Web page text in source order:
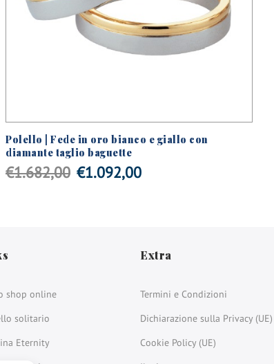
Polello | Fede in oro bianco e giallo con
diamante taglio baguette
€1.682,00 Il
€1.092,00Il
è:
shop online
solitario
Eternity
Extra
Termini e Condizioni
Dichiarazione sulla Privacy (UE)
Cookie Policy (UE)